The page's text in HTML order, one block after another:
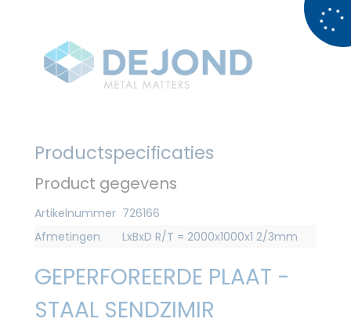
Productspecificaties
Product gegevens
Artikelnummer 726166
Afmetingen
LxBxD R/T = 2000x1000x1 2/3mm
GEPERFOREERDE PLAAT -
STAAL SENDZIMIR